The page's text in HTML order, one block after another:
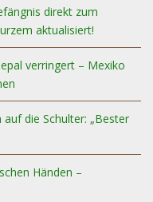
direkt zum
aktualisiert!
verringert – Mexiko
die Schulter: „Bester
Händen –